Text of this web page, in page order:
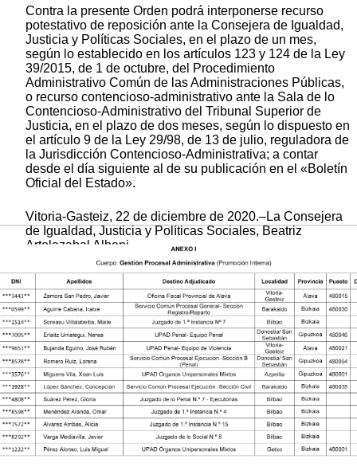
Contra la presente Orden podrá interponerse recurso
potestativo de reposición ante la Consejera de Igualdad,
Justicia y Políticas Sociales, en el plazo de un mes,
según lo establecido en los artículos 123 y 124 de la Ley
39/2015, de 1 de octubre, del Procedimiento
Administrativo Común de las Administraciones Públicas,
o recurso contencioso-administrativo ante la Sala de lo
Contencioso-Administrativo del Tribunal Superior de
Justicia, en el plazo de dos meses, según lo dispuesto en
el artículo 9 de la Ley 29/98, de 13 de julio, reguladora de
la Jurisdicción Contencioso-Administrativa; a contar
desde el día siguiente al de su publicación en el «Boletín
Oficial del Estado».
Vitoria-Gasteiz, 22 de diciembre de 2020.–La Consejera
de Igualdad, Justicia y Políticas Sociales, Beatriz
Artolazabal Albeni.